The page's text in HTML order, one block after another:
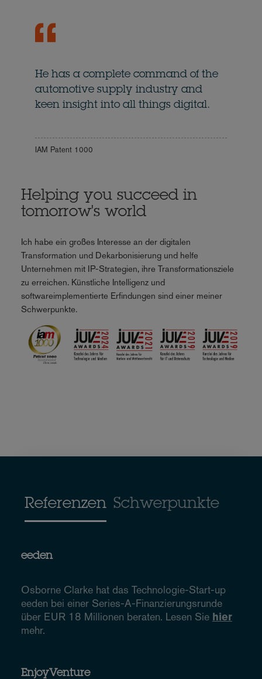
He has a complete command of the
automotive supply industry and
keen insight into all things digital.
IAM Patent 1000
Helping you succeed in
tomorrow's world
Ich habe ein großes Interesse an der digitalen
Transformation und Dekarbonisierung und helfe
Unternehmen mit IP-Strategien, ihre Transformationsziele
zu erreichen. Künstliche Intelligenz und
softwareimplementierte Erfindungen sind einer meiner
Schwerpunkte.
Referenzen Schwerpunkte
eeden
Osborne Clarke hat das Technologie-Start-up
eeden bei einer Series-A-Finanzierungsrunde
über EUR 18 Millionen beraten. Lesen Sie hier
mehr.
EnjoyVenture